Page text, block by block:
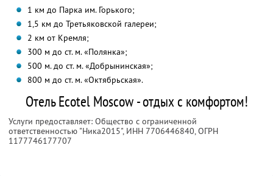
1 км до Парка им. Горького;
1,5 км до Третьяковской галереи;
2 км от Кремля;
300 м до ст. м. «Полянка»;
500 м. до ст. м. «Добрынинская»;
800 м до ст. м. «Октябрьская».
Отель Ecotel Moscow - отдых с комфортом!
Услуги предоставляет: Общество с ограниченной
ответственностью "Ника2015", ИНН 7706446840, ОГРН
1177746177707